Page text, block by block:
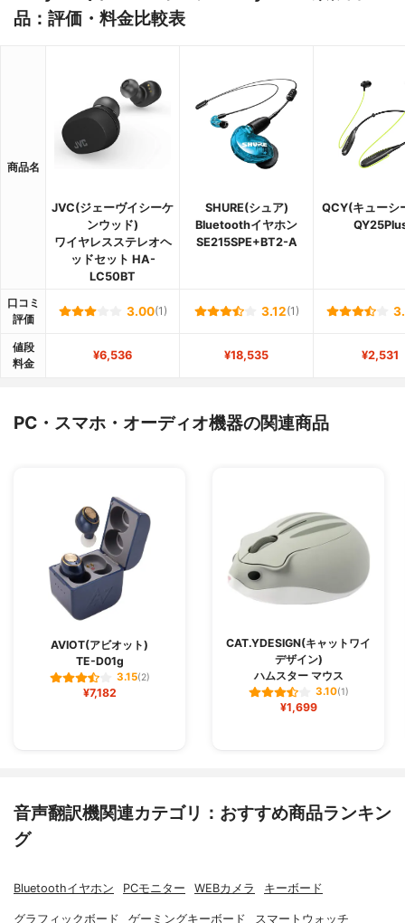
品：評価・料金比較表
商品名
JVC(ジェーヴイシーケ
ンウッド)
ワイヤレスステレオヘ
ッドセット HA-
LC50BT
SHURE(シュア)
Bluetoothイヤホン
SE215SPE+BT2-A
QCY(キューシ
口コミ
評価
3.00(1) 3.12(1)
値段
料金
¥6,536 ¥18,535 ¥2,531
PC・スマホ・オーディオ機器の関連商品
AVIOT(アビオット)
TE-D01g
3.15(2)
¥7,182
CAT.YDESIGN(キャットワイ
デザイン)
ハムスター マウス
3.10(1)
¥1,699
音声翻訳機関連カテゴリ：おすすめ商品ランキン
グ
Bluetoothイヤホン PCモニター WEBカメラ キーボード
グラフィックボード ゲーミングキーボード スマートウォッチ